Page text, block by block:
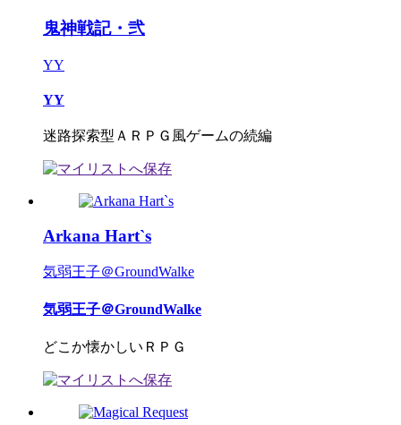
鬼神戦記・弐
YY
YY
迷路探索型ＡＲＰＧ風ゲームの続編
Arkana Hart`s
気弱王子＠GroundWalke
気弱王子＠GroundWalke
どこか懐かしいＲＰＧ